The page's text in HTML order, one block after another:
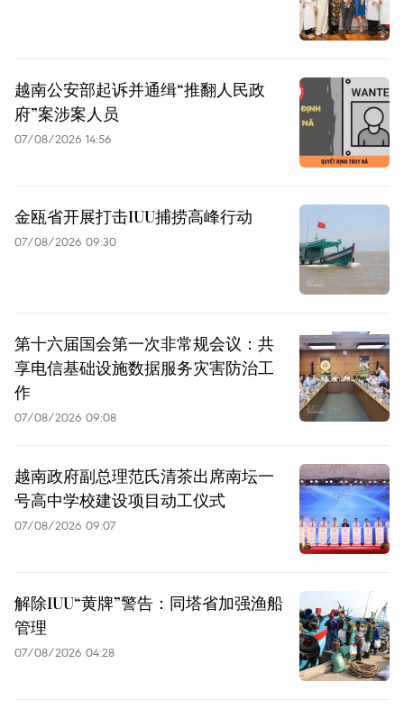
越南公安部起诉并通缉“推翻人民政
府”案涉案人员
07/08/2026 14:56
金瓯省开展打击IUU捕捞高峰行动
07/08/2026 09:30
第十六届国会第一次非常规会议：共
享电信基础设施数据服务灾害防治工
作
07/08/2026 09:08
越南政府副总理范氏清茶出席南坛一
号高中学校建设项目动工仪式
07/08/2026 09:07
解除IUU“黄牌”警告：同塔省加强渔船
管理
07/08/2026 04:28